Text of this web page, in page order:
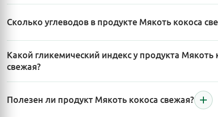
Сколько углеводов в продукте Мякоть кокоса
Какой гликемический индекс у продукта Мякоть
свежая?
Полезен ли продукт Мякоть кокоса свежая?